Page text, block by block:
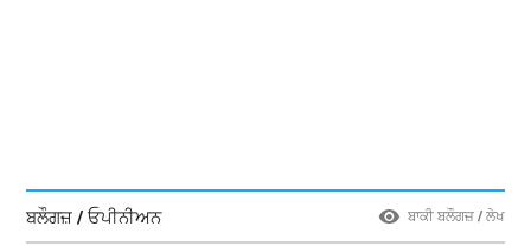
ਬਲੌਗਜ਼ / ਓਪੀਨੀਅਨ ਬਾਕੀ ਬਲੌਗਜ਼ / ਲੇਖ